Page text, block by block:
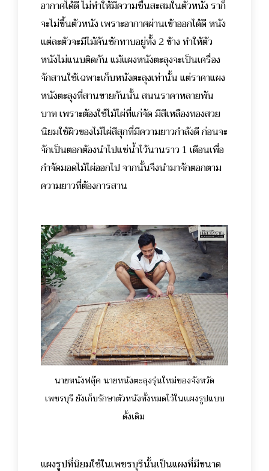
อากาศได้ดี ไม่ทำให้มีความชื้นสะสมในตัวหนัง ราก็
จะไม่ขึ้นตัวหนัง เพราะอากาศผ่านเข้าออกได้ดี หนัง
แต่ละตัวจะมีไม้คันชักทาบอยู่ทั้ง 2 ข้าง ทำให้ตัว
หนังไม่แนบติดกัน แม้แผงหนังตะลุงจะเป็นเครื่อง
จักสานใช้เฉพาะเก็บหนังตะลุงเท่านั้น แต่ราคาแผง
หนังตะลุงที่สานขายกันนั้น สนนราคาหลายพัน
บาท เพราะต้องใช้ไม้ไผ่ที่แก่จัด มีสีเหลืองทองสวย
นิยมใช้ผิวของไม้ไผ่สีสุกที่มีความยาวกำลังดี ก่อนจะ
จักเป็นตอกต้องนำไปแช่น้ำไว้นานราว 1 เดือนเพื่อ
กำจัดมอดไม้ไผ่ออกไป จากนั้นจึงนำมาจักตอกตาม
ความยาวที่ต้องการสาน
นายหนังฟลุ๊ค นายหนังตะลุงรุ่นใหม่ของจังหวัด
เพชรบุรี ยังเก็บรักษาตัวหนังทั้งหมดไว้ในแผงรูปแบบ
ดั้งเดิม
แผงรูปที่นิยมใช้ในเพชรบุรีนั้นเป็นแผงที่มีขนาด